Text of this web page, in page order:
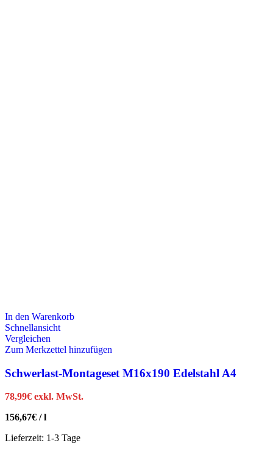
In den Warenkorb
Schnellansicht
Vergleichen
Zum Merkzettel hinzufügen
Schwerlast-Montageset M16x190 Edelstahl A4
78,99€ exkl. MwSt.
156,67€ /l
Lieferzeit: 1-3 Tage